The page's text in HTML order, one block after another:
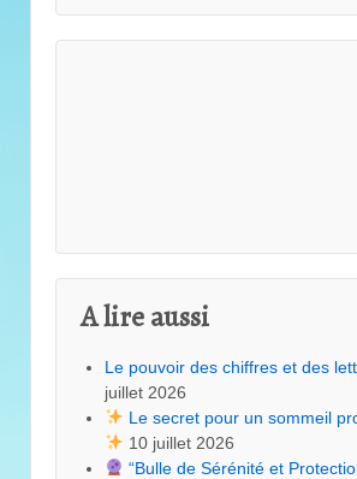
A lire aussi
Le pouvoir des chiffres et des
juillet 2026
Le secret pour un sommeil
10 juillet 2026
“Bulle de Sérénité et